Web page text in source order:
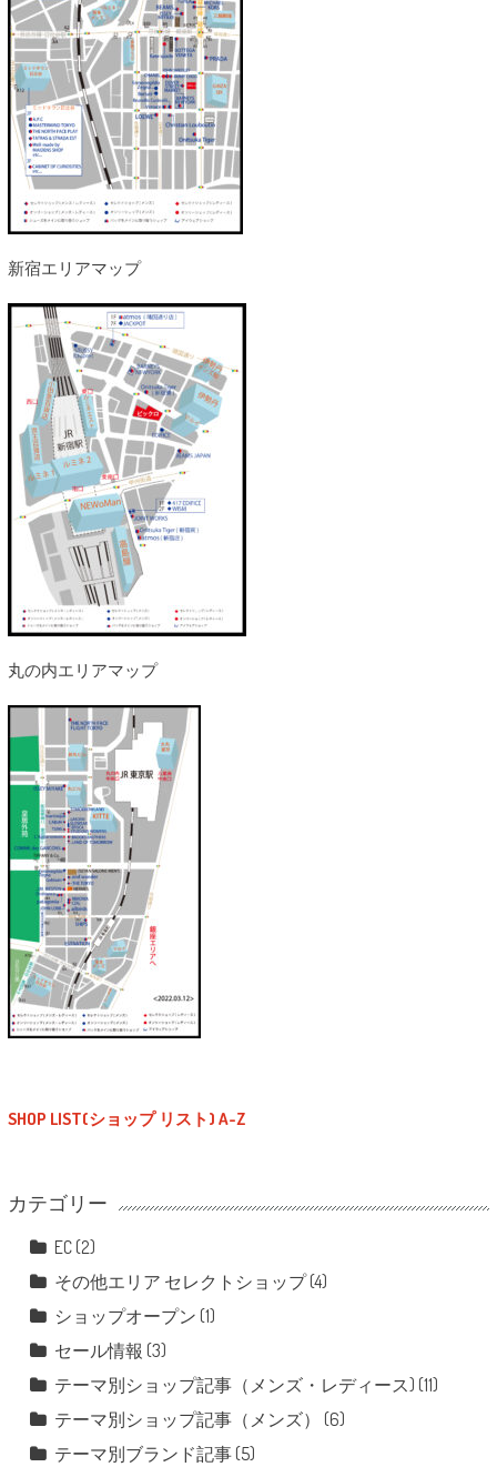
新宿エリアマップ
丸の内エリアマップ
SHOP LIST(ショップ リスト) A-Z
カテゴリー
EC(2)
その他エリア セレクトショップ(4)
ショップオープン (1)
セール情報 (3)
テーマ別ショップ記事（メンズ・レディース) (11)
テーマ別ショップ記事（メンズ）
(6)
テーマ別ブランド記事(5)